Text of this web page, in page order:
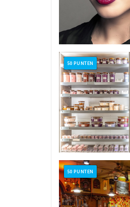
50 PUNTEN
50 PUNTEN